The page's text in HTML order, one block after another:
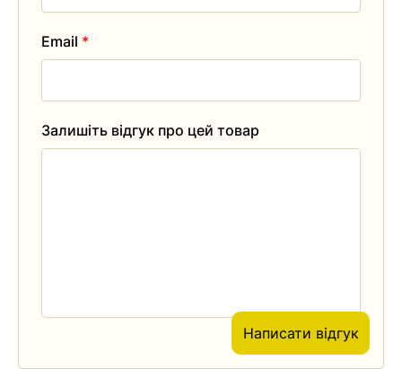
Залишіть відгук про цей товар
Email *
Написати відгук